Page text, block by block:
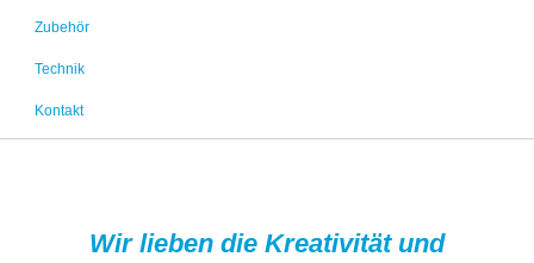
Zubehör
Technik
Kontakt
Wir lieben die Kreativität und